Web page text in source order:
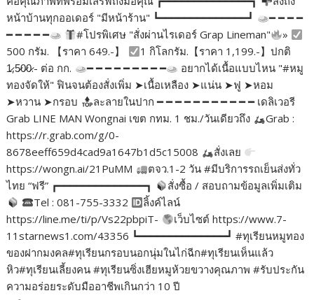
หน้าบ้านทุกออเดอร์ "มีหน้าร้าน" ┗━━━━━━━━━━━━━━┛
━ ━ ━ ━
━ ━ ━ ━ ━
#โปรพิเศษ "สั่งผ่านไรเดอร์ Grap Lineman"
»
500 กรัม. 【ราคา 649.-】
1 กิโลกรัม.【ราคา 1,199.-】ปกติ
1̷,5̷0̷0̷.- ต่อ กก.
━ ━ ━ ━ ━ ━ ━ ━ ━
อยากได้เนื้อแบบไหน "#หมู
ทองจัดให้" ฟินจนต้องสั่งเพิ่ม ➤เนื้อเหลือง ➤แน่น ➤ฟู ➤หอม
➤หวาน ➤กรอบ
ละลายในปาก ━ ━ ━ ━ ━ ━ ━ ━ ━ ━ ━ เดลิเวอรี
Grab LINE MAN Wongnai เขต กทม. 1 ชม./วันเดียวถึง
Grab :
https://r.grab.com/g/0-
8678eeff659d4cad9a1647b1d5c15008
สั่งเลย
https://wongn.ai/21PuMM
ตจว.1-2 วัน #มีบริการรถเย็นส่งทั่ว
ไทย “ฟรี” ┏━━━━━━━━━━━━━━┓
สั่งซื้อ / สอบถามข้อมูลเพิ่มเติม
Tel : 081-755-3332
ลิ้งค์ไลน์
https://line.me/ti/p/Vs22pbpiT-
เว็บไซต์ https://www.7-
11starnews1.com/43356 ┗━━━━━━━━━━━━━━┛ #ทุเรียนหมูทอง
ของฝากมงคล#ทุเรียนกรอบนอกนุ่มในไก่ฉีก#ทุเรียนเห็นแล้ว
หิว#ทุเรียนเลี้ยงคน #ทุเรียนซิ่งเฮียหมูห้วยขวางคุณภาพ #รับประกัน
ความอร่อยระดับมืออาชีพเกินกว่า 10 ปี